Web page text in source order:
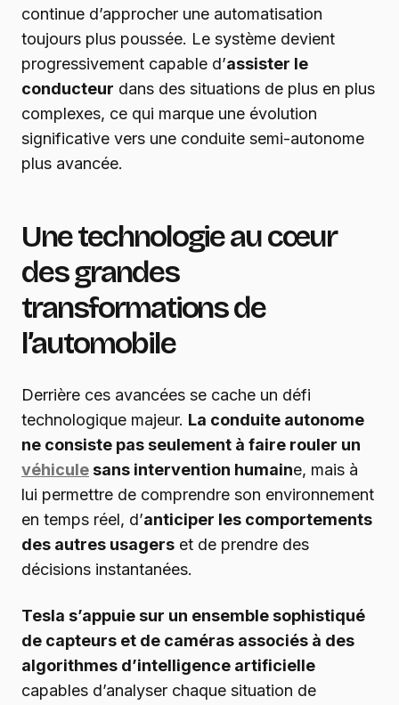
continue d’approcher une automatisation
toujours plus poussée. Le système devient
progressivement capable d’assister le
conducteur dans des situations de plus en plus
complexes, ce qui marque une évolution
significative vers une conduite semi-autonome
plus avancée.
Une technologie au cœur
des grandes
transformations de
l’automobile
Derrière ces avancées se cache un défi
technologique majeur. La conduite autonome
ne consiste pas seulement à faire rouler un
véhiculesans intervention humaine, mais à
lui permettre de comprendre son environnement
en temps réel, d’anticiper les comportements
des autres usagers et de prendre des
décisions instantanées.
Tesla s’appuie sur un ensemble sophistiqué
de capteurs et de caméras associés à des
algorithmes d’intelligence artificielle
capables d’analyser chaque situation de